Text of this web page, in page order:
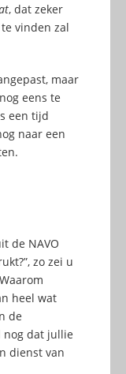
, dat zeker
vinden zal
maar
eens te
een tijd
naar een
de NAVO
zo zei u
heel wat
de
nog dat jullie
dienst van